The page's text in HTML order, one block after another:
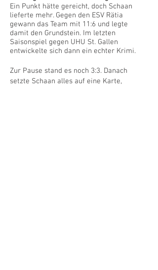
Ein Punkt hätte gereicht, doch Schaan
lieferte mehr. Gegen den ESV Rätia
gewann das Team mit 11:6 und legte
damit den Grundstein. Im letzten
Saisonspiel gegen UHU St. Gallen
entwickelte sich dann ein echter Krimi.
Zur Pause stand es noch 3:3. Danach
setzte Schaan alles auf eine Karte,